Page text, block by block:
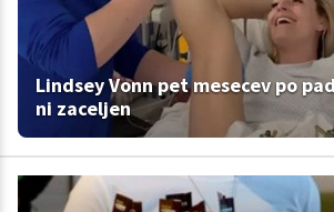
Lindsey Vonn pet mesecev po
ni zaceljen